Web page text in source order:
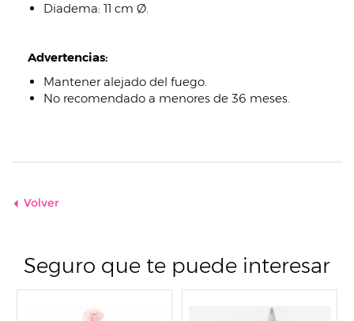
Diadema: 11 cm Ø.
Advertencias:
Mantener alejado del fuego.
No recomendado a menores de 36 meses.
Volver
Seguro que te puede interesar